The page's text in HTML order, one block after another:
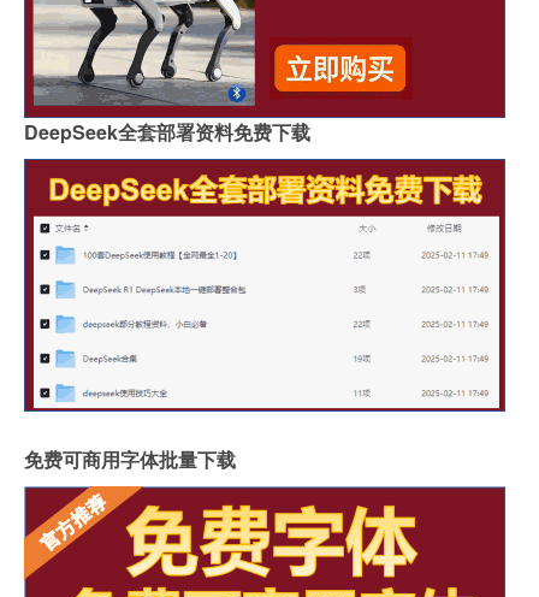
DeepSeek全套部署资料免费下载
免费可商用字体批量下载